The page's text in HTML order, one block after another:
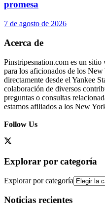
promesa
7 de agosto de 2026
Acerca de
Pinstripesnation.com es un
para los aficionados de los
directamente desde el Yankee
colaboración de diversos
preguntas o consultas
estamos afiliados a los New
Follow Us
Explorar por categoría
Explorar por categoría
Noticias recientes